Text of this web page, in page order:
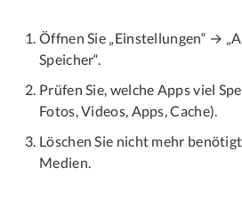
Öffnen Sie „Einstellungen“ →
Speicher“.
Prüfen Sie, welche Apps viel
Fotos, Videos, Apps, Cache).
Löschen Sie nicht mehr
Medien.